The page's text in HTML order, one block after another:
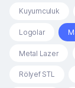
Kuyumculuk
Logolar
Metal Lazer
Rölyef STL